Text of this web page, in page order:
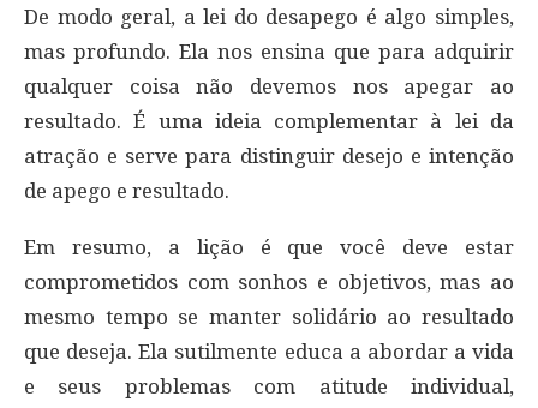
De modo geral, a lei do desapego é algo simples,
mas profundo. Ela nos ensina que para adquirir
qualquer coisa não devemos nos apegar ao
resultado. É uma ideia complementar à lei da
atração e serve para distinguir desejo e intenção
de apego e resultado.
Em resumo, a lição é que você deve estar
comprometidos com sonhos e objetivos, mas ao
mesmo tempo se manter solidário ao resultado
que deseja. Ela sutilmente educa a abordar a vida
e seus problemas com atitude individual,